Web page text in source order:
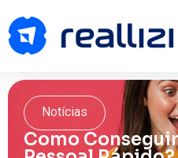
Notícias
Como